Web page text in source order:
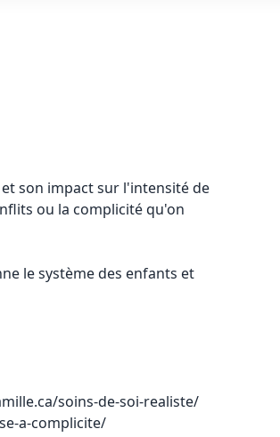
son impact sur l'intensité de
ou la complicité qu'on
le système des enfants et
soins-de-soi-realiste/
a-complicite/